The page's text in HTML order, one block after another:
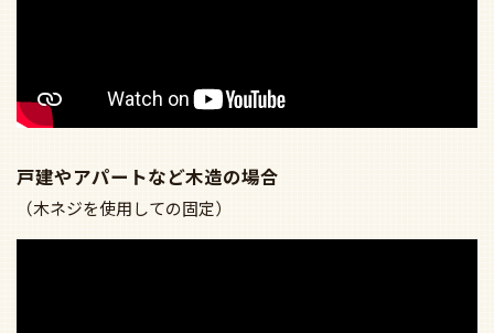
戸建やアパートなど木造の場合
（木ネジを使用しての固定）